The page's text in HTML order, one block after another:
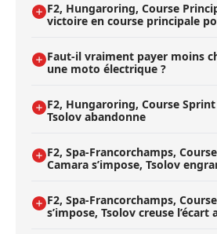
F2, Hungaroring, Course
victoire en course principale
Faut-il vraiment payer moins
une moto électrique ?
F2, Hungaroring, Course
Tsolov abandonne
F2, Spa-Francorchamps,
Camara s’impose, Tsolov
F2, Spa-Francorchamps,
s’impose, Tsolov creuse